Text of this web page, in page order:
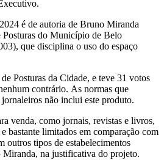
é de autoria de Bruno Miranda
do Município de Belo
que disciplina o uso do espaço
Posturas da Cidade, e teve 31 votos
contrário. As normas que
não inclui este produto.
venda, como jornais, revistas e livros,
bastante limitados em comparação com
outros tipos de estabelecimentos
Miranda, na justificativa do projeto.